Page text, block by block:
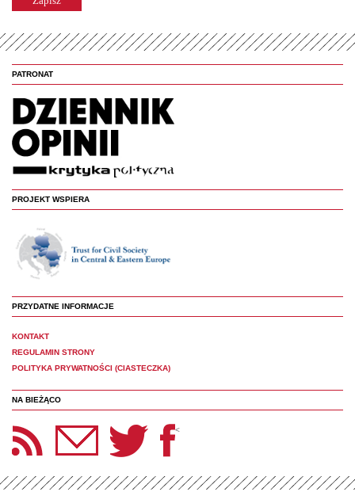
PATRONAT
PROJEKT WSPIERA
PRZYDATNE INFORMACJE
KONTAKT
REGULAMIN STRONY
POLITYKA PRYWATNOŚCI (CIASTECZKA)
NA BIEŻĄCO
Panoptyka Facebook <